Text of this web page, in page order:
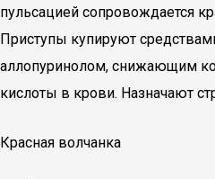
пульсацией сопровождается
Приступы купируют
аллопуринолом, снижающим
кислоты в крови. Назначают
Красная волчанка